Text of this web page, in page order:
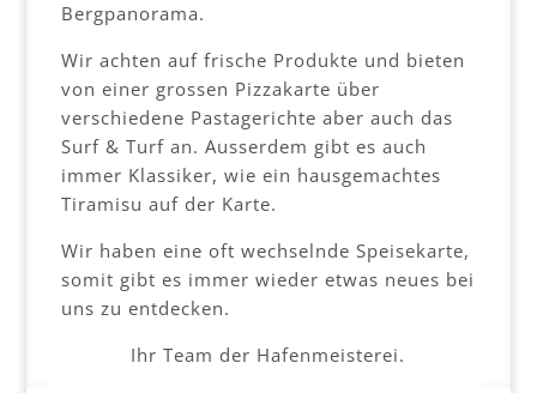
Bergpanorama.
Wir achten auf frische Produkte und bieten
von einer grossen Pizzakarte über
verschiedene Pastagerichte aber auch das
Surf & Turf an. Ausserdem gibt es auch
immer Klassiker, wie ein hausgemachtes
Tiramisu auf der Karte.
Wir haben eine oft wechselnde Speisekarte,
somit gibt es immer wieder etwas neues bei
uns zu entdecken.
Ihr Team der Hafenmeisterei.